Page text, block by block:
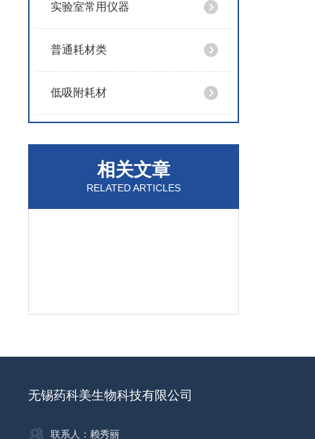
实验室常用仪器
普通耗材类
低吸附耗材
相关文章
RELATED ARTICLES
无锡药科美生物科技有限公司
联系人：赖秀丽